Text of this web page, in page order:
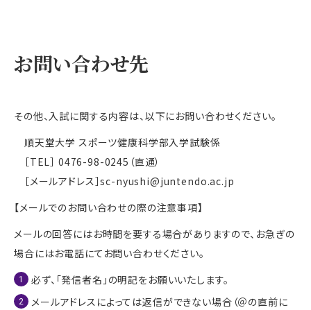
お問い合わせ先
その他、入試に関する内容は、以下にお問い合わせください。
順天堂大学 スポーツ健康科学部入学試験係
［TEL］ 0476-98-0245（直通）
［メールアドレス］sc-nyushi@juntendo.ac.jp
【メールでのお問い合わせの際の注意事項】
メールの回答にはお時間を要する場合がありますので、お急ぎの
場合にはお電話にてお問い合わせください。
必ず、「発信者名」の明記をお願いいたします。
メールアドレスによっては返信ができない場合（＠の直前に